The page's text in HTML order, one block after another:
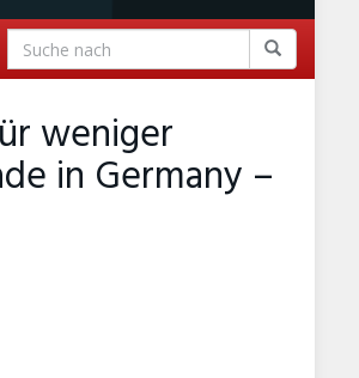
weniger
in Germany –